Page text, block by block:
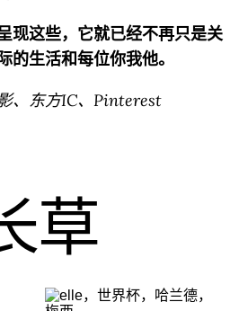
现这些，它就已经不再只是关
的生活和每位你我他。
、东方IC、Pinterest
草